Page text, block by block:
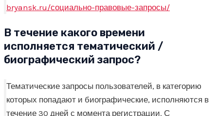
bryansk.ru/социально-правовые-запросы/
В течение какого времени
исполняется тематический /
биографический запрос?
Тематические запросы пользователей, в категорию
которых попадают и биографические, исполняются в
течение 30 дней с момента регистрации. С